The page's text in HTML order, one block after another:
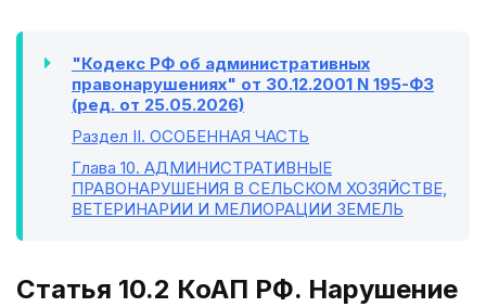
"Кодекс РФ об административных
правонарушениях" от 30.12.2001 N 195-ФЗ
(ред. от 25.05.2026)
Раздел II. ОСОБЕННАЯ ЧАСТЬ
Глава 10. АДМИНИСТРАТИВНЫЕ
ПРАВОНАРУШЕНИЯ В СЕЛЬСКОМ ХОЗЯЙСТВЕ,
ВЕТЕРИНАРИИ И МЕЛИОРАЦИИ ЗЕМЕЛЬ
Статья 10.2 КоАП РФ. Нарушение